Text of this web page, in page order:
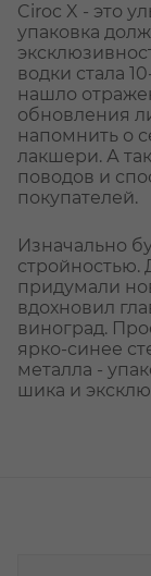
Ciroc X - это
упаковка
водки стала
нашло
обновления
напомнить о
лакшери. А
поводов и
покупателей.
Изначально
стройностью.
придумали
вдохновил
виноград.
ярко-синее
металла -
шика и